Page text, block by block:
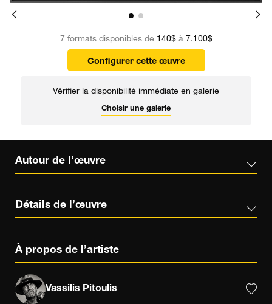
7 formats disponibles de 140$à 7.100$
Configurer cette œuvre
Vérifier la disponibilité immédiate en galerie
Choisir une galerie
Autour de l’œuvre
Détails de l’œuvre
À propos de l’artiste
Vassilis Pitoulis